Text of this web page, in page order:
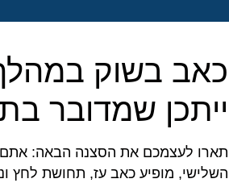
כאב בשוק
ייתכן שמדובר
תארו לעצמכם את הסצנה הבאה: אתם
השלישי, מופיע כאב עז, תחושת לחץ